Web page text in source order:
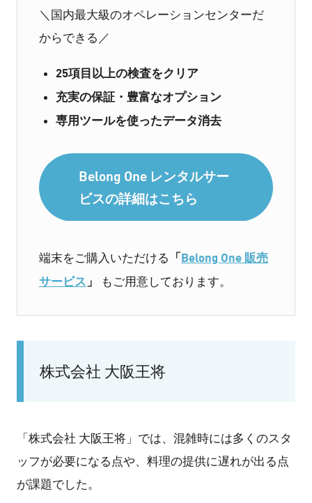
＼国内最大級のオペレーションセンターだ
からできる／
25項目以上の検査をクリア
充実の保証・豊富なオプション
専用ツールを使ったデータ消去
Belong One レンタルサー
ビスの詳細はこちら
端末をご購入いただける 「Belong One 販売
サービス 」 もご用意しております。
株式会社 大阪王将
「株式会社 大阪王将」では、混雑時には多くのスタ
ッフが必要になる点や、料理の提供に遅れが出る点
が課題でした。